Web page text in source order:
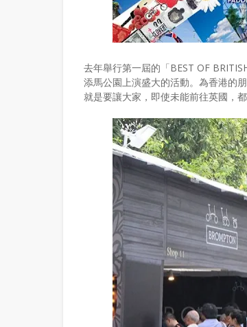
去年舉行第一屆的「BEST OF
添馬公園上演盛大的活動。為香港的
就是要讓大家，即使未能前往英國，